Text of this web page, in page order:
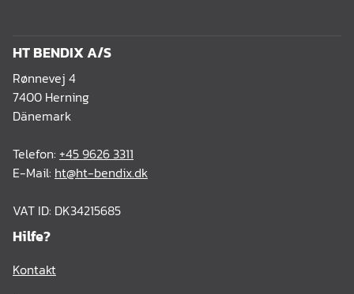
HT BENDIX A/S
Rønnevej 4
7400 Herning
Dänemark
Telefon: +45 9626 3311
E-Mail: ht@ht-bendix.dk
VAT ID: DK34215685
Hilfe?
Kontakt